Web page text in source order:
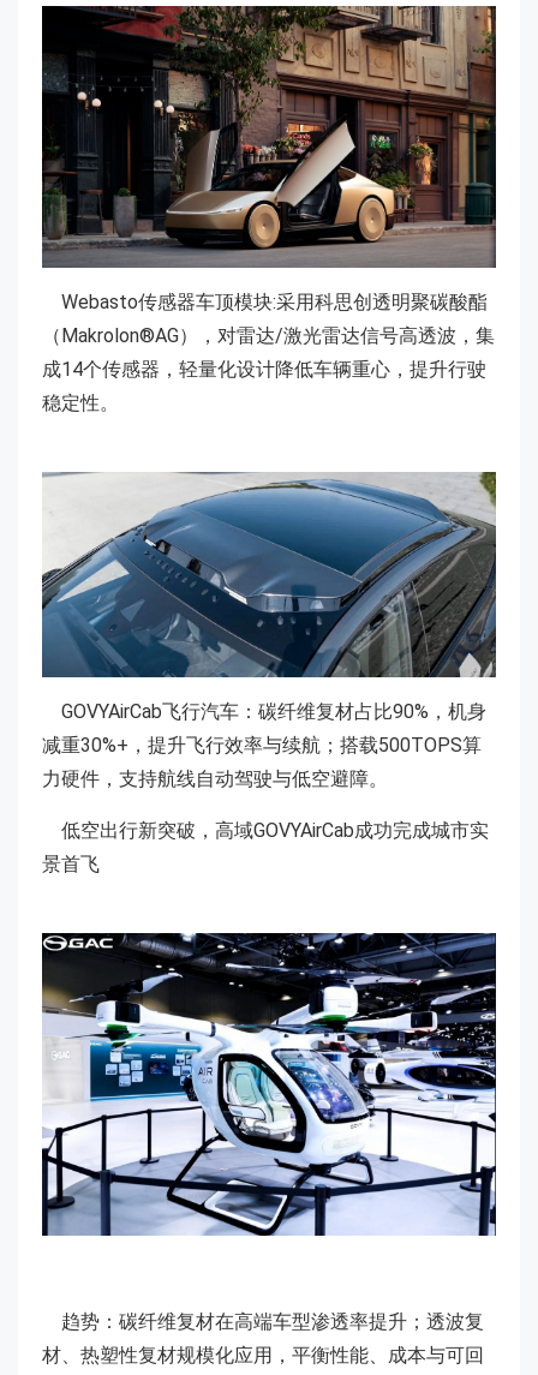
Webasto传感器车顶模块:采用科思创透明聚碳酸酯
（Makrolon®AG），对雷达/激光雷达信号高透波，集
成14个传感器，轻量化设计降低车辆重心，提升行驶
稳定性。
GOVYAirCab飞行汽车：碳纤维复材占比90%，机身
减重30%+，提升飞行效率与续航；搭载500TOPS算
力硬件，支持航线自动驾驶与低空避障。
低空出行新突破，高域GOVYAirCab成功完成城市实
景首飞
趋势：碳纤维复材在高端车型渗透率提升；透波复
材、热塑性复材规模化应用，平衡性能、成本与可回